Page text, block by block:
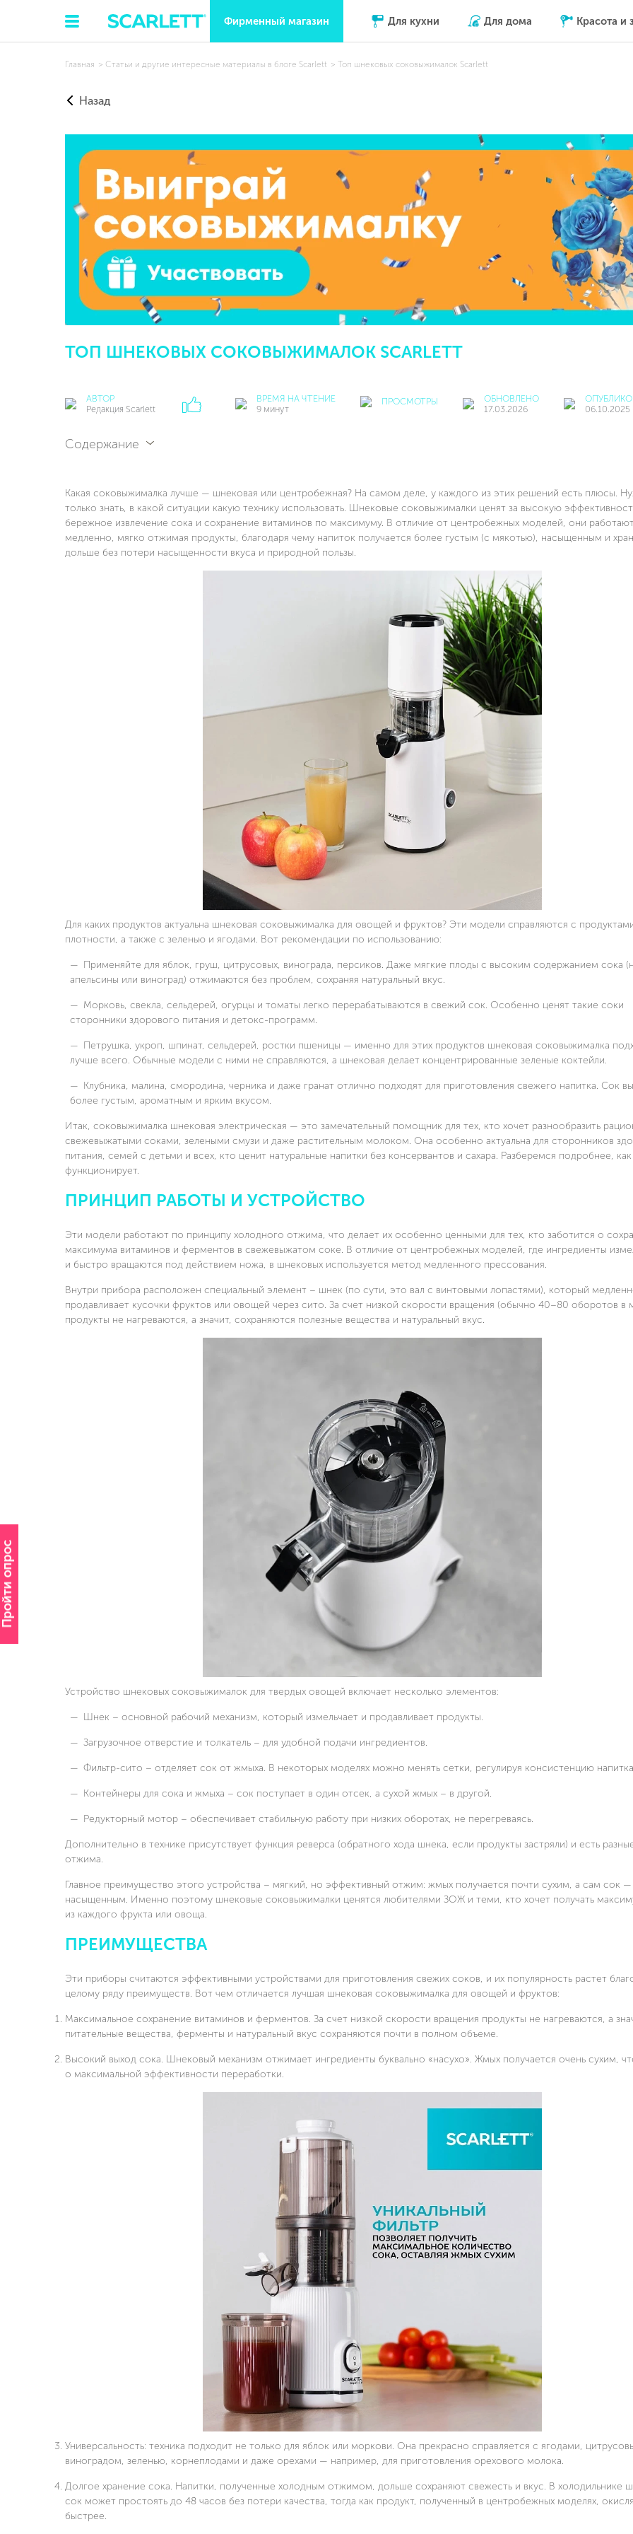
Фирменный магазин Для кухни Для дома Красота и
Пройти опрос
Главная Статьи и другие интересные материалы в блоге Scarlett Топ шнековых соковыжималок Scarlett
Назад
ТОП ШНЕКОВЫХ СОКОВЫЖИМАЛОК SCARLETT
АВТОР
Редакция Scarlett
ВРЕМЯ НА ЧТЕНИЕ
9 минут
ПРОСМОТРЫ
ОБНОВЛЕНО
17.03.2026
06.10.2025
Содержание
Какая соковыжималка лучше — шнековая или центробежная? На самом деле, у каждого из этих решений есть плюсы.
только знать, в какой ситуации какую технику использовать. Шнековые соковыжималки ценят за высокую
бережное извлечение сока и сохранение витаминов по максимуму. В отличие от центробежных моделей, они работают
медленно, мягко отжимая продукты, благодаря чему напиток получается более густым (с мякотью), насыщенным и
дольше без потери насыщенности вкуса и природной пользы.
Для каких продуктов актуальна шнековая соковыжималка для овощей и фруктов? Эти модели справляются с
плотности, а также с зеленью и ягодами. Вот рекомендации по использованию:
Применяйте для яблок, груш, цитрусовых, винограда, персиков. Даже мягкие плоды с высоким содержанием сока
апельсины или виноград) отжимаются без проблем, сохраняя натуральный вкус.
Морковь, свекла, сельдерей, огурцы и томаты легко перерабатываются в свежий сок. Особенно ценят такие соки
сторонники здорового питания и детокс-программ.
Петрушка, укроп, шпинат, сельдерей, ростки пшеницы — именно для этих продуктов шнековая соковыжималка
лучше всего. Обычные модели с ними не справляются, а шнековая делает концентрированные зеленые коктейли.
Клубника, малина, смородина, черника и даже гранат отлично подходят для приготовления свежего напитка. Сок
более густым, ароматным и ярким вкусом.
Итак, соковыжималка шнековая электрическая — это замечательный помощник для тех, кто хочет разнообразить
свежевыжатыми соками, зелеными смузи и даже растительным молоком. Она особенно актуальна для сторонников
питания, семей с детьми и всех, кто ценит натуральные напитки без консервантов и сахара. Разберемся подробнее,
функционирует.
ПРИНЦИП РАБОТЫ И УСТРОЙСТВО
Эти модели работают по принципу холодного отжима, что делает их особенно ценными для тех, кто заботится о
максимума витаминов и ферментов в свежевыжатом соке. В отличие от центробежных моделей, где ингредиенты
и быстро вращаются под действием ножа, в шнековых используется метод медленного прессования.
Внутри прибора расположен специальный элемент – шнек (по сути, это вал с винтовыми лопастями), который
продавливает кусочки фруктов или овощей через сито. За счет низкой скорости вращения (обычно 40–80 оборотов в
продукты не нагреваются, а значит, сохраняются полезные вещества и натуральный вкус.
Устройство шнековых соковыжималок для твердых овощей включает несколько элементов:
Шнек – основной рабочий механизм, который измельчает и продавливает продукты.
Загрузочное отверстие и толкатель – для удобной подачи ингредиентов.
Фильтр-сито – отделяет сок от жмыха. В некоторых моделях можно менять сетки, регулируя консистенцию
Контейнеры для сока и жмыха – сок поступает в один отсек, а сухой жмых – в другой.
Редукторный мотор – обеспечивает стабильную работу при низких оборотах, не перегреваясь.
Дополнительно в технике присутствует функция реверса (обратного хода шнека, если продукты застряли) и есть
отжима.
Главное преимущество этого устройства – мягкий, но эффективный отжим: жмых получается почти сухим, а сам сок
насыщенным. Именно поэтому шнековые соковыжималки ценятся любителями ЗОЖ и теми, кто хочет получать
из каждого фрукта или овоща.
ПРЕИМУЩЕСТВА
Эти приборы считаются эффективными устройствами для приготовления свежих соков, и их популярность растет
целому ряду преимуществ. Вот чем отличается лучшая шнековая соковыжималка для овощей и фруктов:
Максимальное сохранение витаминов и ферментов. За счет низкой скорости вращения продукты не нагреваются, а
питательные вещества, ферменты и натуральный вкус сохраняются почти в полном объеме.
Высокий выход сока. Шнековый механизм отжимает ингредиенты буквально «насухо». Жмых получается очень сухим,
о максимальной эффективности переработки.
Универсальность: техника подходит не только для яблок или моркови. Она прекрасно справляется с ягодами,
виноградом, зеленью, корнеплодами и даже орехами — например, для приготовления орехового молока.
Долгое хранение сока. Напитки, полученные холодным отжимом, дольше сохраняют свежесть и вкус. В холодильнике
сок может простоять до 48 часов без потери качества, тогда как продукт, полученный в центробежных моделях,
быстрее.
СОКОВЫЖИМАЛКА
4.8 (157 отзывов)
ПОДРОБНЕЕ